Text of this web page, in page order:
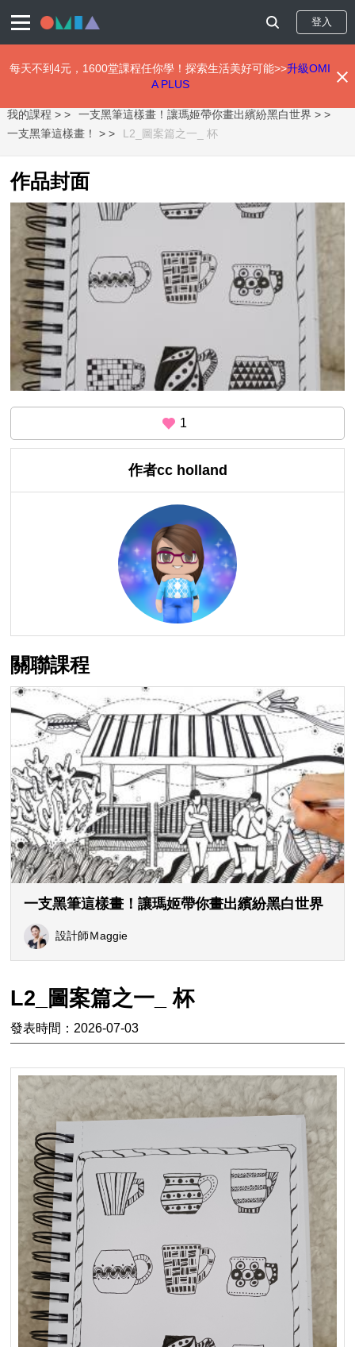
至
主
登入
每天不到4元，1600堂課程任你學！探索生活美好可能>>升級OMI
A PLUS
我的課程 >
一支黑筆這樣畫！讓瑪姬帶你畫出繽紛黑白世界 >
一支黑筆這樣畫！ >
L2_圖案篇之一_ 杯
作品封面
1
作者cc holland
關聯課程
一支黑筆這樣畫！讓瑪姬帶你畫出繽紛黑白世界
設計師Ｍaggie
L2_圖案篇之一_ 杯
發表時間：2026-07-03